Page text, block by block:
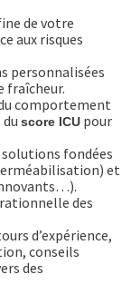
de votre
aux risques
personnalisées
fraîcheur.
comportement
duscore ICU pour
solutions fondées
et
des
d’expérience,
conseils
des